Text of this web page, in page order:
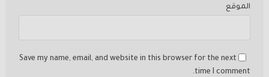
الموقع
Save my name, email, and website in this browser for the next
time I comment.